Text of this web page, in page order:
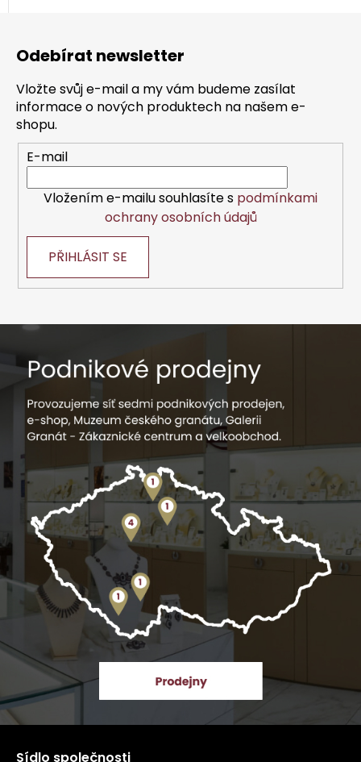
5
hvězdiček.
hvězdiček.
Odebírat newsletter
Vložte svůj e-mail a my vám budeme zasílat
informace o nových produktech na našem e-
shopu.
E-mail
Vložením e-mailu souhlasíte s podmínkami
ochrany osobních údajů
PŘIHLÁSIT SE
Sídlo společnosti